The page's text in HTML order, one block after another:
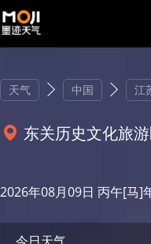
天气 中国 江
东关历史文化旅
2026年08月09日 丙午[马]